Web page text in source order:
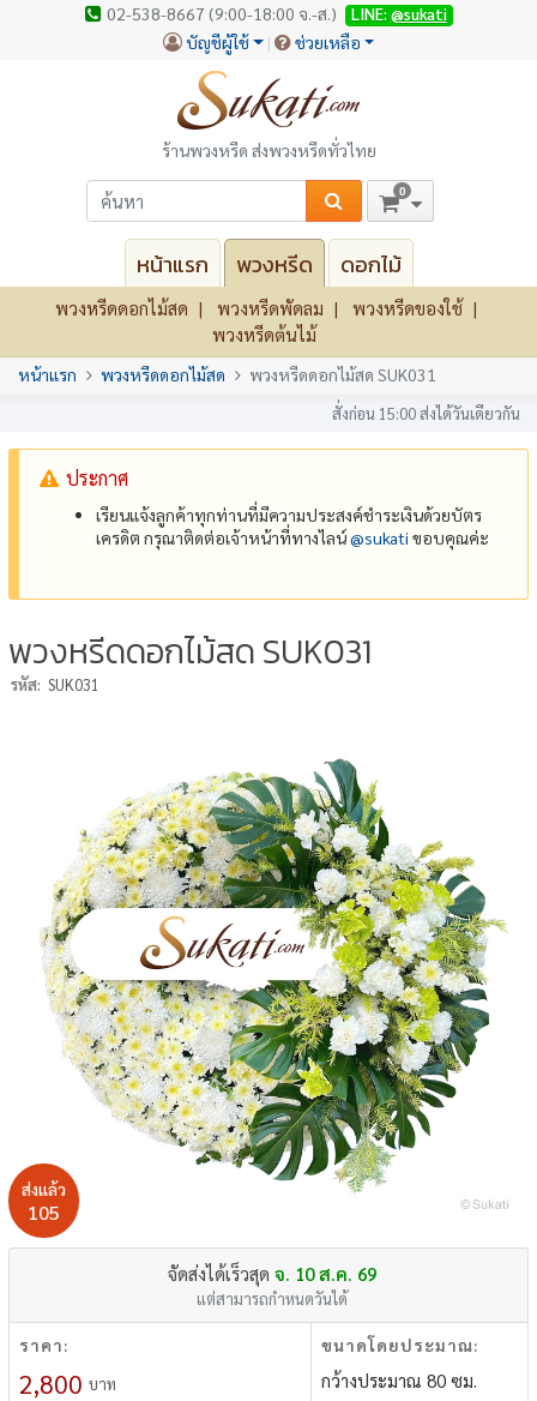
02-538-8667 (9:00-18:00 จ.-ส.) LINE: @sukati
บัญชีผู้ใช้ ช่วยเหลือ
ร้านพวงหรีด ส่งพวงหรีดทั่วไทย
0
หน้าแรก พวงหรีด ดอกไม้
พวงหรีดดอกไม้สด พวงหรีดพัดลม
พวงหรีดของใช้
พวงหรีดต้นไม้
หน้าแรก พวงหรีดดอกไม้สด พวงหรีดดอกไม้สด SUK031
สั่งก่อน 15:00 ส่งได้วันเดียวกัน
ประกาศ
เรียนแจ้งลูกค้าทุกท่านที่มีความประสงค์ชำระเงินด้วยบัตร
เครดิต กรุณาติดต่อเจ้าหน้าที่ทางไลน์@‌sukati ขอบคุณค่ะ
พวงหรีดดอกไม้สด SUK031
รหัส: SUK031
ส่งแล้ว
105
จัดส่งได้เร็วสุด จ. 10 ส.ค. 69
แต่สามารถกำหนดวันได้
ราคา:
2,800 บาท
ขนาดโดยประมาณ:
กว้างประมาณ 80 ซม.